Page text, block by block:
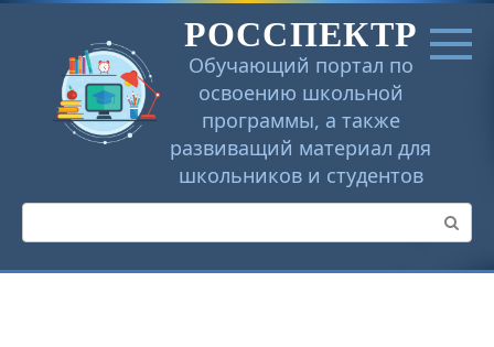
Перейти
РОССПЕКТР
Обучающий портал по
освоению школьной
программы, а также
развиващий материал для
школьников и студентов
Поиск: